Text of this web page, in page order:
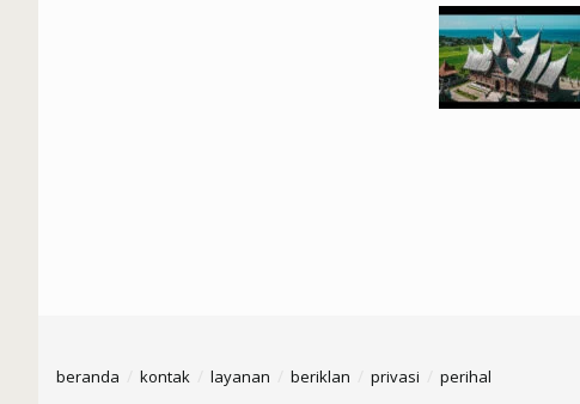
beranda kontak layanan beriklan privasi perihal